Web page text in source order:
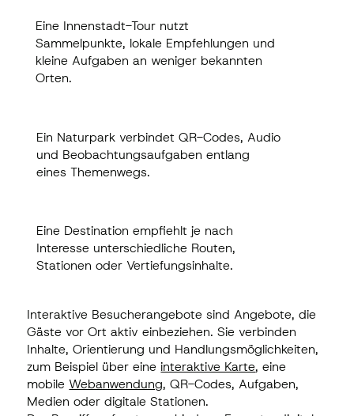
Eine Innenstadt-Tour nutzt Sammelpunkte,
lokale Empfehlungen und kleine Aufgaben
an weniger bekannten Orten.
Ein Naturpark verbindet QR-Codes, Audio
und Beobachtungsaufgaben entlang eines
Themenwegs.
Eine Destination empfiehlt je nach
Interesse unterschiedliche Routen,
Stationen oder Vertiefungsinhalte.
Eine Innenstadt-Tour nutzt
Sammelpunkte, lokale Empfehlungen und
kleine Aufgaben an weniger bekannten
Orten.
Ein Naturpark verbindet QR-Codes, Audio
und Beobachtungsaufgaben entlang
eines Themenwegs.
Eine Destination empfiehlt je nach
Interesse unterschiedliche Routen,
Stationen oder Vertiefungsinhalte.
Interaktive Besucherangebote sind Angebote, die
Gäste vor Ort aktiv einbeziehen. Sie verbinden
Inhalte, Orientierung und Handlungsmöglichkeiten,
zum Beispiel über eineinteraktive Karte, eine
mobile Webanwendung, QR-Codes, Aufgaben,
Medien oder digitale Stationen.